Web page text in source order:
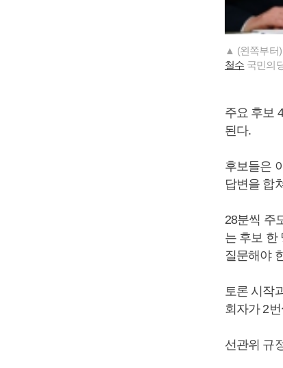
▲ (왼쪽부터)
철수 국민의
주요 후보
된다.
후보들은
답변을 합
28분씩 주
는 후보 한
질문해야
토론 시작
회자가 2
선관위 규